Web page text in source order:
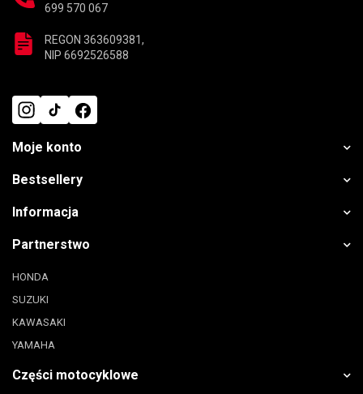
699 570 067
REGON 363609381,
NIP 6692526588
Moje konto
Bestsellery
Informacja
Partnerstwo
HONDA
SUZUKI
KAWASAKI
YAMAHA
Części motocyklowe